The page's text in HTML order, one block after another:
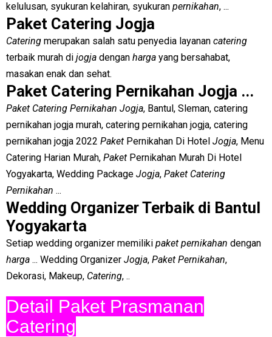
kelulusan, syukuran kelahiran, syukuran pernikahan, ...
Paket Catering Jogja
Catering merupakan salah satu penyedia layanan catering
terbaik murah di jogja dengan harga yang bersahabat,
masakan enak dan sehat.
Paket Catering Pernikahan Jogja ...
Paket Catering Pernikahan Jogja, Bantul, Sleman, catering
pernikahan jogja murah, catering pernikahan jogja, catering
pernikahan jogja 2022 Paket Pernikahan Di Hotel Jogja, Menu
Catering Harian Murah, Paket Pernikahan Murah Di Hotel
Yogyakarta, Wedding Package Jogja, Paket Catering
Pernikahan ...
Wedding Organizer Terbaik di Bantul
Yogyakarta
Setiap wedding organizer memiliki paket pernikahan dengan
harga ... Wedding Organizer Jogja, Paket Pernikahan,
Dekorasi, Makeup, Catering, ..
Detail Paket Prasmanan
Catering